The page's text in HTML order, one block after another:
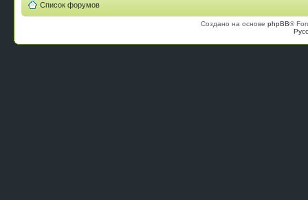
Список форумов
Создано на основе phpBB®